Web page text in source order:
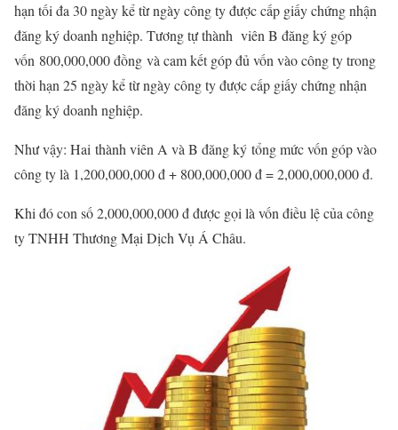
hạn tối đa 30 ngày kể từ ngày công ty được cấp giấy chứng nhận
đăng ký doanh nghiệp. Tương tự thành viên B đăng ký góp
vốn 800,000,000 đồng và cam kết góp đủ vốn vào công ty trong
thời hạn 25 ngày kể từ ngày công ty được cấp giấy chứng nhận
đăng ký doanh nghiệp.
Như vậy: Hai thành viên A và B đăng ký tổng mức vốn góp vào
công ty là 1,200,000,000 đ + 800,000,000 đ = 2,000,000,000 đ.
Khi đó con số 2,000,000,000 đ được gọi là vốn điều lệ của công
ty TNHH Thương Mại Dịch Vụ Á Châu.